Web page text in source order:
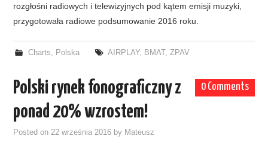
rozgłośni radiowych i telewizyjnych pod kątem emisji muzyki,
przygotowała radiowe podsumowanie 2016 roku.
Charts, Polska AIRPLAY, BMAT , ZPAV
0 Comments
Polski rynek fonograficzny z
ponad 20% wzrostem!
Posted on22 września 2016 by Mateusz